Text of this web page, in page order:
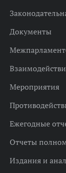
Документы
Мероприятия
Ежегодные
Отчеты
Издания и